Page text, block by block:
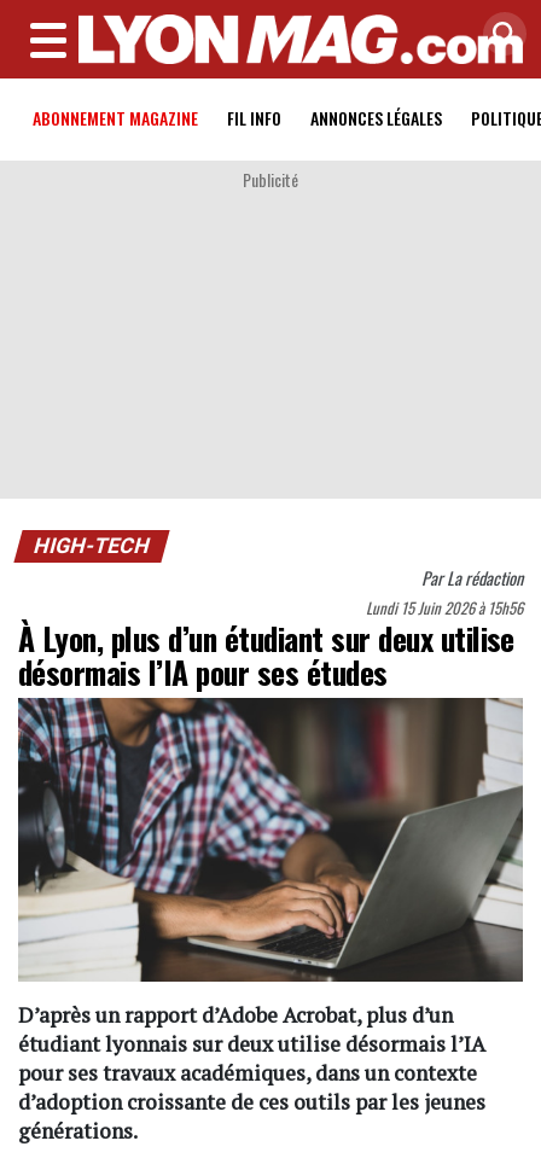
MENU
ABONNEMENT MAGAZINE FIL INFO ANNONCES LÉGALES
Publicité
HIGH-TECH
ParLa rédaction
Lundi 15 Juin 2026 à 15h56
À Lyon, plus d’un étudiant sur deux utilise
désormais l’IA pour ses études
D’après un rapport d’Adobe Acrobat, plus d’un
étudiant lyonnais sur deux utilise désormais l’IA
pour ses travaux académiques, dans un contexte
d’adoption croissante de ces outils par les jeunes
générations.